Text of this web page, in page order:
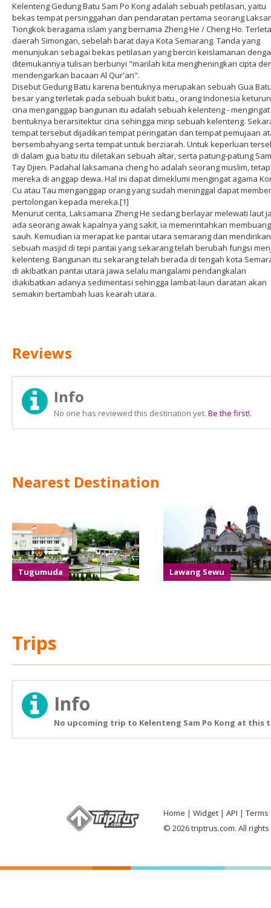
Kelenteng Gedung Batu Sam Po Kong adalah sebuah petilasan, yaitu
bekas tempat persinggahan dan pendaratan pertama seorang
Tiongkok beragama islam yang bernama Zheng He / Cheng Ho.
daerah Simongan, sebelah barat daya Kota Semarang. Tanda yang
menunjukan sebagai bekas petilasan yang berciri keislamanan
ditemukannya tulisan berbunyi "marilah kita mengheningkan cipta
mendengarkan bacaan Al Qur'an".
Disebut Gedung Batu karena bentuknya merupakan sebuah Gua
besar yang terletak pada sebuah bukit batu., orang Indonesia
cina menganggap bangunan itu adalah sebuah kelenteng - mengingat
bentuknya berarsitektur cina sehingga mirip sebuah kelenteng.
tempat tersebut dijadikan tempat peringatan dan tempat pemujaan
bersembahyang serta tempat untuk berziarah. Untuk keperluan
di dalam gua batu itu diletakan sebuah altar, serta patung-patung
Tay Djien. Padahal laksamana cheng ho adalah seorang muslim,
mereka di anggap dewa. Hal ini dapat dimeklumi mengingat agama
Cu atau Tau menganggap orang yang sudah meninggal dapat
pertolongan kepada mereka.[1]
Menurut cerita, Laksamana Zheng He sedang berlayar melewati laut
ada seorang awak kapalnya yang sakit, ia memerintahkan membuang
sauh. Kemudian ia merapat ke pantai utara semarang dan mendirikan
sebuah masjid di tepi pantai yang sekarang telah berubah fungsi
kelenteng. Bangunan itu sekarang telah berada di tengah kota
di akibatkan pantai utara jawa selalu mangalami pendangkalan
diakibatkan adanya sedimentasi sehingga lambat-laun daratan akan
semakin bertambah luas kearah utara.
Reviews
Info
No one has reviewed this destination yet. Be the first!.
Nearest Destination
Tugumuda Lawang Sewu
Trips
Info
No upcoming trip to Kelenteng Sam Po Kong at this
Home Widget API
Terms
© 2026 triptrus.com. All